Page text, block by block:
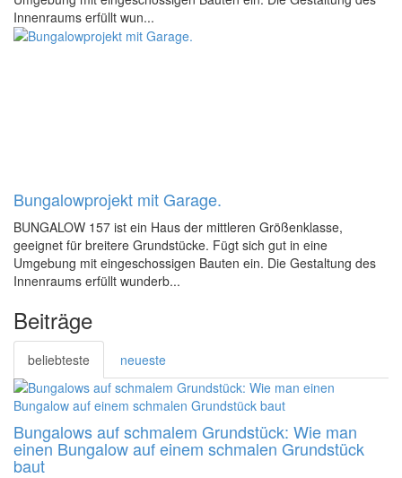
Innenraums erfüllt wun...
Bungalowprojekt mit Garage.
BUNGALOW 157 ist ein Haus der mittleren Größenklasse,
geeignet für breitere Grundstücke. Fügt sich gut in eine
Umgebung mit eingeschossigen Bauten ein. Die Gestaltung des
Innenraums erfüllt wunderb...
Beiträge
beliebteste neueste
Bungalows auf schmalem Grundstück: Wie man
einen Bungalow auf einem schmalen Grundstück
baut